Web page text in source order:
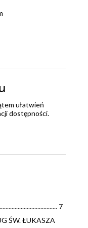
ułatwień
dostępności.
7
ŚW. ŁUKASZA